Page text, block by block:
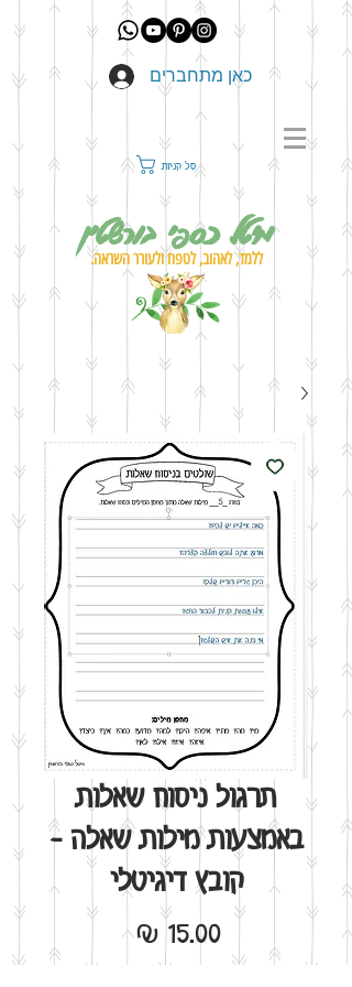
כאן מתחברים
סל קניות
מיטל כספי בורשטין
ללמד, לאהוב, לטפח ולעורר השראה.
תרגול ניסוח שאלות
באמצעות מילות שאלה -
קובץ דיגיטלי
מחיר